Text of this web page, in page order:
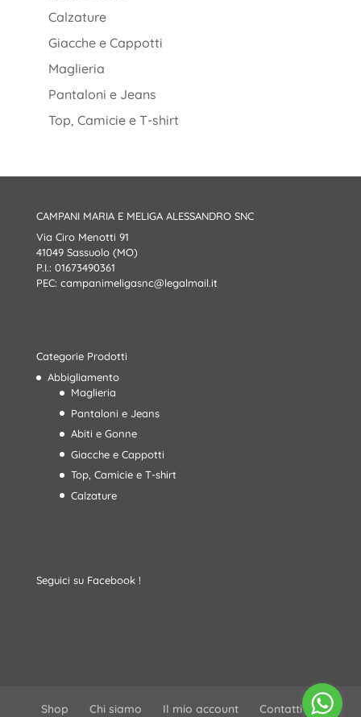
Calzature
Giacche e Cappotti
Maglieria
Pantaloni e Jeans
Top, Camicie e T-shirt
CAMPANI MARIA E MELIGA ALESSANDRO SNC
Via Ciro Menotti 91
41049 Sassuolo (MO)
P.I.: 01673490361
PEC: campanimeligasnc@legalmail.it
Categorie Prodotti
Abbigliamento
Maglieria
Pantaloni e Jeans
Abiti e Gonne
Giacche e Cappotti
Top, Camicie e T-shirt
Calzature
Seguici su Facebook !
Shop Chi siamo Il mio account Contatti